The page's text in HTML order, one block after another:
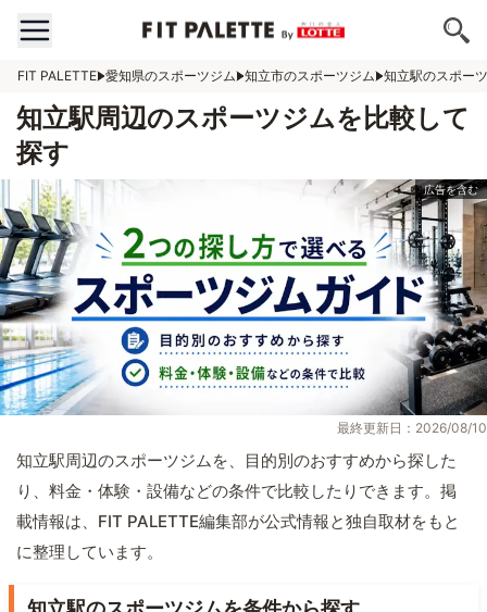
FIT PALETTE 愛知県のスポーツジム 知立市のスポーツジム 知立駅のスポー
知立駅周辺のスポーツジムを比較して
探す
最終更新日：2026/08/10
知立駅周辺のスポーツジムを、目的別のおすすめから探した
り、料金・体験・設備などの条件で比較したりできます。掲
載情報は、FIT PALETTE編集部が公式情報と独自取材をもと
に整理しています。